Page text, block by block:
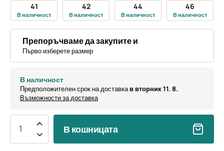
41
В наличност
42
В наличност
44
В наличност
46
В наличност
Препоръчваме да закупите и
Първо изберете размер
В наличност
Предположителен срок на доставкав вторник 11. 8.
Възможности за доставка
В кошницата